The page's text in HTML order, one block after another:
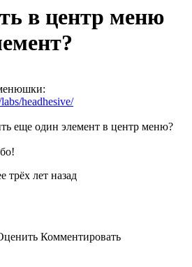
в центр меню
headhesive/
еще один элемент в центр меню?
трёх лет назад
Комментировать